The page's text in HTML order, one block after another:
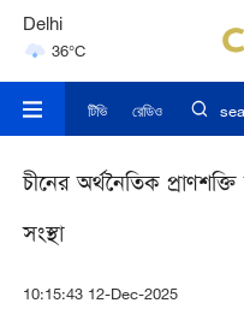
Delhi
36°C
টিভি রেডিও
চীনের অর্থনৈতিক
সংস্থা
10:15:43 12-Dec-2025